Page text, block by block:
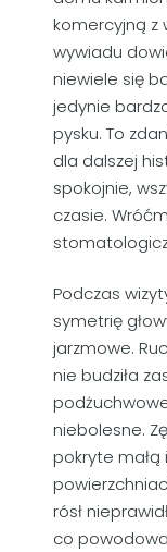
komercyjną z
wywiadu
niewiele się
jedynie
pysku. To
dla dalszej
spokojnie,
czasie.
Podczas
symetrię
jarzmowe.
nie budziła
niebolesne.
pokryte małą
rósł
co